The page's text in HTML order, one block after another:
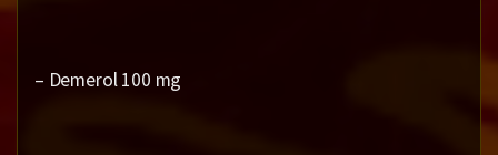
– Demerol 100 mg